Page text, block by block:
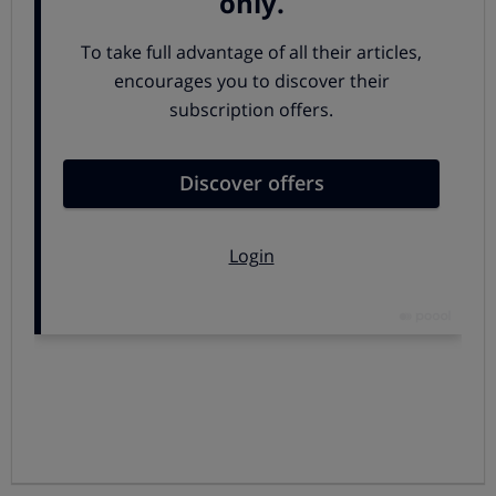
CONCESIONARIOS
Los mejores préstamos para
Si financias con el banco, tener la nómina domiciliada u
otros productos contratados permitirá reducir el tipo de
coste de los productos y servicios vinculados compensa